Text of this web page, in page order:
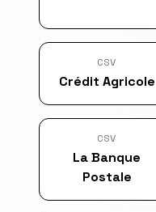
CSV
Crédit Agricole
CSV
La Banque
Postale